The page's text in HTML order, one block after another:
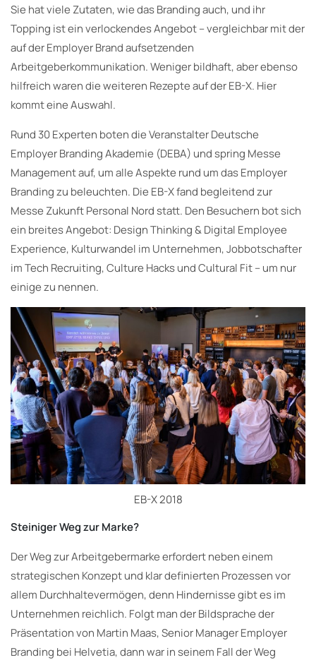
Sie hat viele Zutaten, wie das Branding auch, und ihr
Topping ist ein verlockendes Angebot – vergleichbar mit der
auf der Employer Brand aufsetzenden
Arbeitgeberkommunikation. Weniger bildhaft, aber ebenso
hilfreich waren die weiteren Rezepte auf der EB-X. Hier
kommt eine Auswahl.
Rund 30 Experten boten die Veranstalter Deutsche
Employer Branding Akademie (DEBA) und spring Messe
Management auf, um alle Aspekte rund um das Employer
Branding zu beleuchten. Die EB-X fand begleitend zur
Messe Zukunft Personal Nord statt. Den Besuchern bot sich
ein breites Angebot: Design Thinking & Digital Employee
Experience, Kulturwandel im Unternehmen, Jobbotschafter
im Tech Recruiting, Culture Hacks und Cultural Fit – um nur
einige zu nennen.
EB-X 2018
Steiniger Weg zur Marke?
Der Weg zur Arbeitgebermarke erfordert neben einem
strategischen Konzept und klar definierten Prozessen vor
allem Durchhaltevermögen, denn Hindernisse gibt es im
Unternehmen reichlich. Folgt man der Bildsprache der
Präsentation von Martin Maas, Senior Manager Employer
Branding bei Helvetia, dann war in seinem Fall der Weg